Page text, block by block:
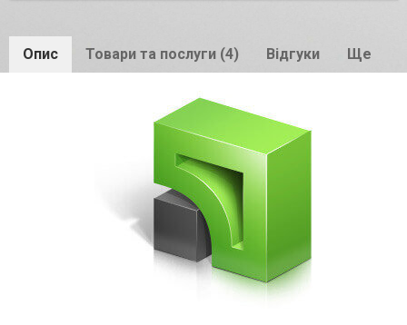
Опис Товари та послуги (4) Відгуки Ще